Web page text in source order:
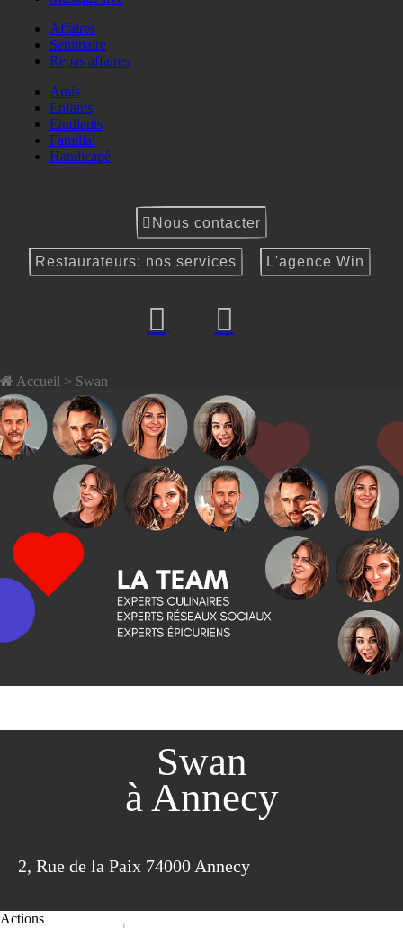
Affaires
Seminaire
Repas affaires
Amis
Enfants
Etudiants
Familial
Handicapé
Nous contacter
Restaurateurs: nos services L'agence Win
Accueil > Swan
Swan
à Annecy
2, Rue de la Paix 74000 Annecy
Actions